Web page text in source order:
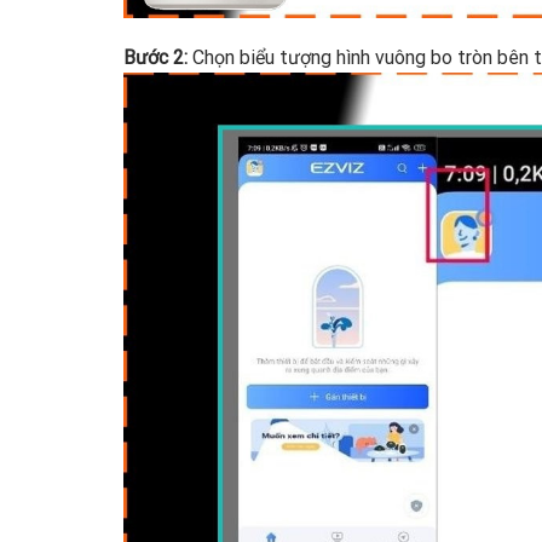
Bước 2: Chọn biểu tượng hình vuông bo tròn bên